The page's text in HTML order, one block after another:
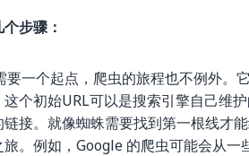
步骤：
要一个起点，爬虫的旅程也不例外。
个初始URL可以是搜索引擎自己维
接。就像蜘蛛需要找到第一根线才
。例如，Google 的爬虫可能会从